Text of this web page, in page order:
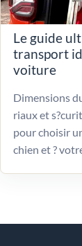
Le guide
transport
voiture
Dimensions
riaux et
pour choisir
chien et ?